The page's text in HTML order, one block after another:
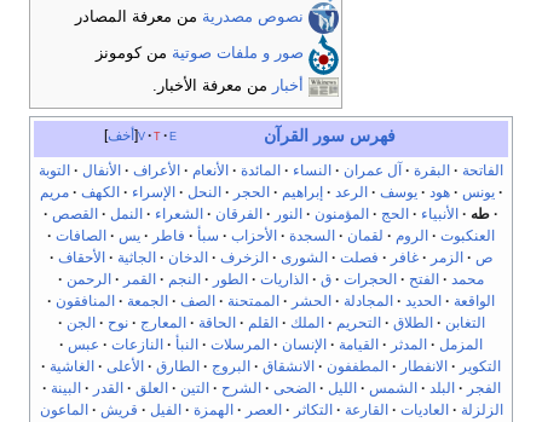
نصوص مصدرية من معرفة المصادر
صور و ملفات صوتية من كومونز
أخبار
من معرفة الأخبار.
أخف v t e فهرس سور القرآن
الفاتحة البقرة آل عمران النساء المائدة الأنعام الأعراف الأنفال
التوبة
يونس
هود يوسف الرعد إبراهيم الحجر النحل الإسراء الكهف
مريم
طه
الأنبياء الحج المؤمنون النور الفرقان الشعراء النمل
القصص
العنكبوت
الروم لقمان السجدة الأحزاب سبأ فاطر يس
الصافات
ص
الزمر غافر فصلت الشورى الزخرف الدخان الجاثية
الأحقاف
محمد
الفتح الحجرات ق الذاريات الطور النجم القمر
الرحمن
الواقعة
الحديد المجادلة الحشر الممتحنة الصف الجمعة
المنافقون
التغابن
الطلاق التحريم الملك القلم الحاقة المعارج نوح
الجن
المزمل
المدثر القيامة الإنسان المرسلات النبأ النازعات
عبس
التكوير
الانفطار المطففون الانشقاق البروج الطارق الأعلى
الغاشية
الفجر
البلد الشمس الليل الضحى الشرح التين العلق القدر
البينة
الزلزلة
العاديات القارعة التكاثر العصر الهمزة الفيل قريش
الماعون